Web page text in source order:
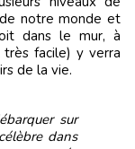
notre monde et
dans le mur, à
très facile) y verra
de la vie.
sur
dans